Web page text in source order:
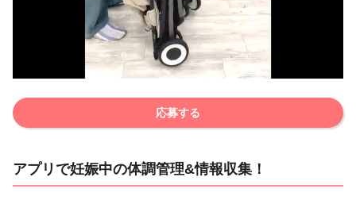
応募する
アプリで妊娠中の体調管理&情報収集！